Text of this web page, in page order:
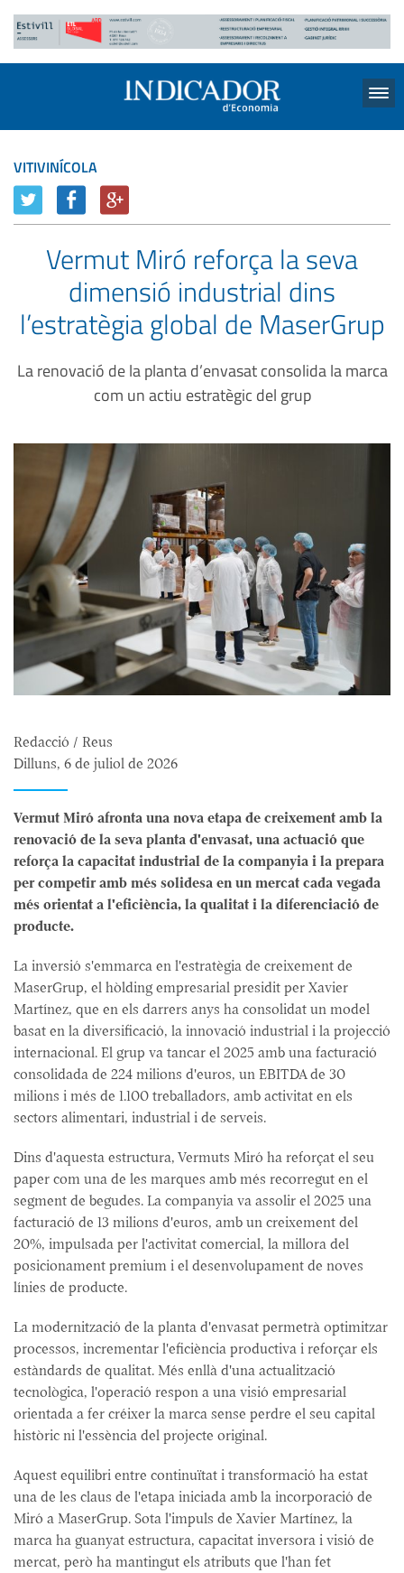
VITIVINÍCOLA
Vermut Miró reforça la seva
dimensió industrial dins
l’estratègia global de MaserGrup
La renovació de la planta d’envasat consolida la marca
com un actiu estratègic del grup
Redacció / Reus
Dilluns, 6 de juliol de 2026
Vermut Miró afronta una nova etapa de creixement amb la
renovació de la seva planta d'envasat, una actuació que
reforça la capacitat industrial de la companyia i la prepara
per competir amb més solidesa en un mercat cada vegada
més orientat a l'eficiència, la qualitat i la diferenciació de
producte.
La inversió s'emmarca en l'estratègia de creixement de
MaserGrup, el hòlding empresarial presidit per Xavier
Martínez, que en els darrers anys ha consolidat un model
basat en la diversificació, la innovació industrial i la projecció
internacional. El grup va tancar el 2025 amb una facturació
consolidada de 224 milions d'euros, un EBITDA de 30
milions i més de 1.100 treballadors, amb activitat en els
sectors alimentari, industrial i de serveis.
Dins d'aquesta estructura, Vermuts Miró ha reforçat el seu
paper com una de les marques amb més recorregut en el
segment de begudes. La companyia va assolir el 2025 una
facturació de 13 milions d'euros, amb un creixement del
20%, impulsada per l'activitat comercial, la millora del
posicionament premium i el desenvolupament de noves
línies de producte.
La modernització de la planta d'envasat permetrà optimitzar
processos, incrementar l'eficiència productiva i reforçar els
estàndards de qualitat. Més enllà d'una actualització
tecnològica, l'operació respon a una visió empresarial
orientada a fer créixer la marca sense perdre el seu capital
històric ni l'essència del projecte original.
Aquest equilibri entre continuïtat i transformació ha estat
una de les claus de l'etapa iniciada amb la incorporació de
Miró a MaserGrup. Sota l'impuls de Xavier Martínez, la
marca ha guanyat estructura, capacitat inversora i visió de
mercat, però ha mantingut els atributs que l'han fet